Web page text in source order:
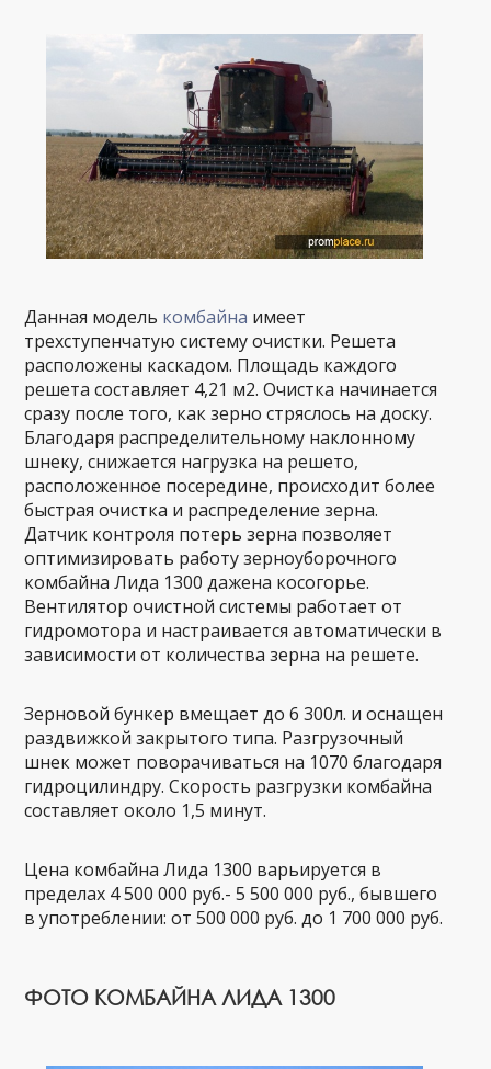
Данная модель комбайна имеет
трехступенчатую систему очистки. Решета
расположены каскадом. Площадь каждого
решета составляет 4,21 м2. Очистка начинается
сразу после того, как зерно стряслось на доску.
Благодаря распределительному наклонному
шнеку, снижается нагрузка на решето,
расположенное посередине, происходит более
быстрая очистка и распределение зерна.
Датчик контроля потерь зерна позволяет
оптимизировать работу зерноуборочного
комбайна Лида 1300 дажена косогорье.
Вентилятор очистной системы работает от
гидромотора и настраивается автоматически в
зависимости от количества зерна на решете.
Зерновой бункер вмещает до 6 300л. и оснащен
раздвижкой закрытого типа. Разгрузочный
шнек может поворачиваться на 1070 благодаря
гидроцилиндру. Скорость разгрузки комбайна
составляет около 1,5 минут.
Цена комбайна Лида 1300 варьируется в
пределах 4 500 000 руб.- 5 500 000 руб., бывшего
в употреблении: от 500 000 руб. до 1 700 000 руб.
ФОТО КОМБАЙНА ЛИДА 1300